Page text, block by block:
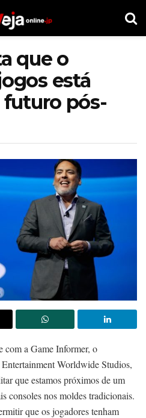
que o
está
pós-
com a Game Informer, o
Worldwide Studios,
que estamos próximos de um
consoles nos moldes tradicionais.
que os jogadores tenham